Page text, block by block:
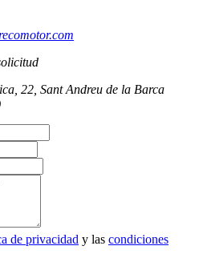
22, Sant Andreu de la Barca
de privacidad y las condiciones